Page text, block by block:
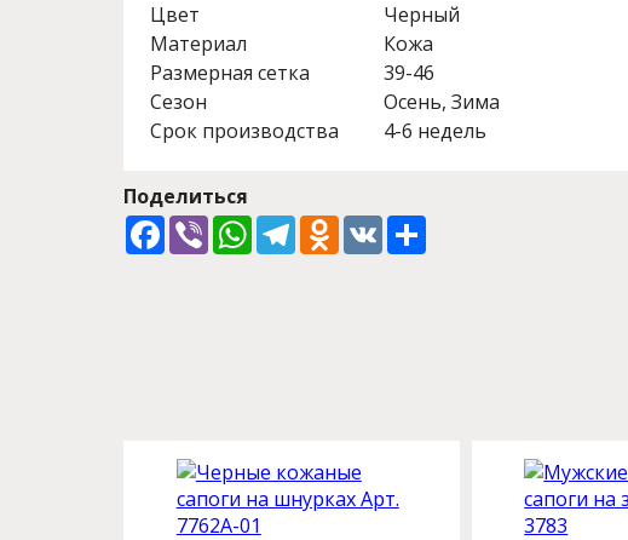
Цвет
Черный
Материал
Кожа
Размерная сетка
39-46
Сезон
Осень, Зима
Срок производства
4-6 недель
Поделиться
Facebook
ViberWhatsApp
TelegramOdnoklassniki
VK